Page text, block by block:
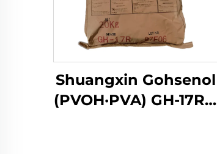
Shuangxin Gohsenol
(PVOH·PVA) GH-17R y